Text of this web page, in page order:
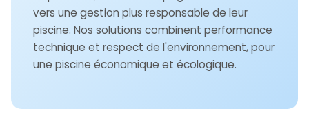
vers une gestion plus responsable de leur
piscine. Nos solutions combinent performance
technique et respect de l'environnement, pour
une piscine économique et écologique.